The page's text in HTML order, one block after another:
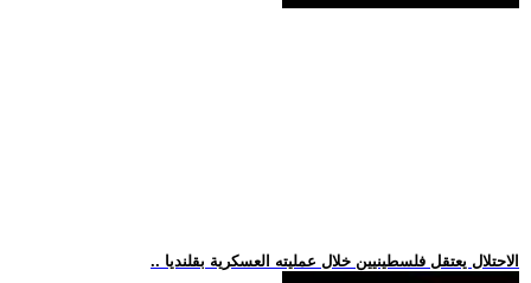
.. الاحتلال يعتقل فلسطينيين خلال عمليته العسكرية بقلنديا